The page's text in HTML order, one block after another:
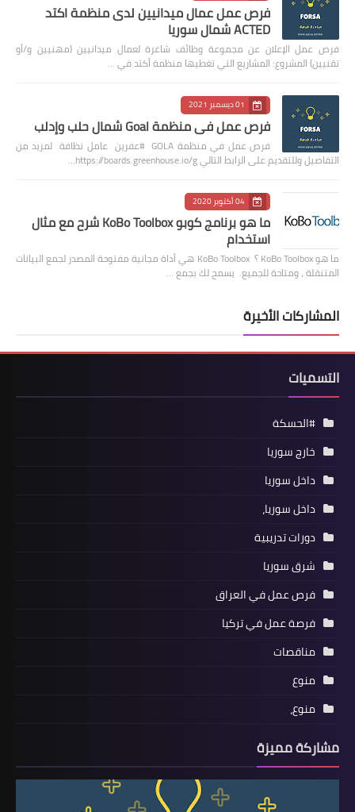
فرص عمل عمال ميدانيين لدى منظمة اكتد
ACTED شمال سوريا
فرص عمل الإعلان عن مجموعة وظائف شاغرة لعمال ميدانيين (مهنيين و/أو
تقنيين) المشروع: المشاريع التي تغطيها منظمة أكتد في …
01 ديسمبر 2021
فرص عمل في منظمة Goal شمال حلب وإدلب
فرص عمل في منظمة GOLA #عفرين عامل نظافة لمزيد من
التفاصيل وللتقديم على الرابط التالي https://boards.greenhouse.io/g…
04 أكتوبر 2020
ما هو برنامج كوبو KoBo Toolbox شرح مع مثال
استخدام
ما هو KoBo Toolbox ؟ KoBo Toolbox هي أداة مجانية مفتوحة المصدر لجمع البيانات
المتنقلة ، ومتاحة للجميع. يسمح لك بجمع …
المشاركات الأخيرة
التسميات
#الحسكة
خارج سوريا
داخل سوريا
داخل سوريا،
دورات تدريبية
شرق سوريا
فرص عمل في العراق
فرصة عمل في تركيا
مناقصات
منوع
منوع،
مشاركة مميزة